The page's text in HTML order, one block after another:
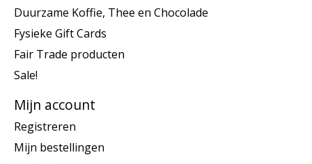
Duurzame Koffie, Thee en Chocolade
Fysieke Gift Cards
Fair Trade producten
Sale!
Mijn account
Registreren
Mijn bestellingen